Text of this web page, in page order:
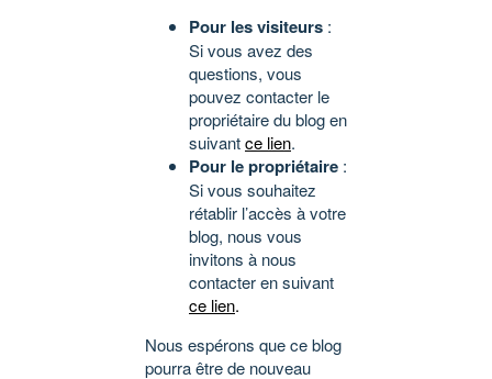
Pour les visiteurs :
Si vous avez des
questions, vous
pouvez contacter le
propriétaire du blog en
suivantce lien.
Pour le propriétaire :
Si vous souhaitez
rétablir l’accès à votre
blog, nous vous
invitons à nous
contacter en suivant
ce lien.
Nous espérons que ce blog
pourra être de nouveau